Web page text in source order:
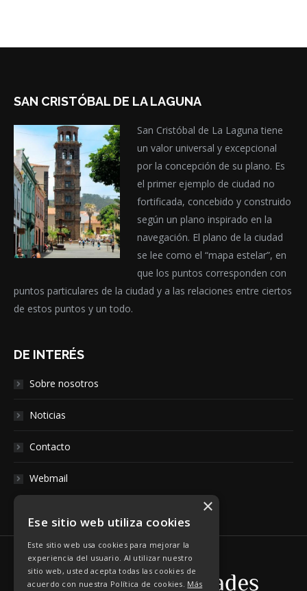
SAN CRISTÓBAL DE LA LAGUNA
San Cristóbal de La Laguna tiene
un valor universal y excepcional
por la concepción de su plano. Es
el primer ejemplo de ciudad no
fortificada, concebido y construido
según un plano inspirado en la
navegación. El plano de la ciudad
se lee como el “mapa estelar”, en
que los puntos corresponden con
puntos particulares de la ciudad y a las relaciones entre ciertos
de estos puntos y un todo.
DE INTERÉS
Sobre nosotros
Noticias
Contacto
Webmail
×
Ese sitio web utiliza cookies
Este sitio web usa cookies para mejorar la
experiencia del usuario. Al utilizar nuestro
sitio web, usted acepta todas las cookies de
acuerdo con nuestra Política de cookies. Más